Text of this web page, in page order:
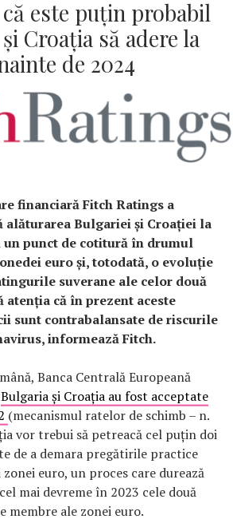
este puţin probabil
Croaţia să adere la
de 2024
financiară Fitch Ratings a
alăturarea Bulgariei şi Croaţiei la
un punct de cotitură în drumul
euro şi, totodată, o evoluţie
suverane ale celor două
atenţia că în prezent aceste
sunt contrabalansate de riscurile
informează Fitch.
Banca Centrală Europeană
Bulgaria şi Croaţia au fost acceptate
(mecanismul ratelor de schimb – n.
vor trebui să petreacă cel puţin doi
de a demara pregătirile practice
euro, un proces care durează
mai devreme în 2023 cele două
membre ale zonei euro.